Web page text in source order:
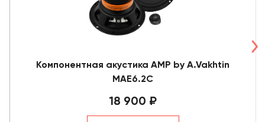
Компонентная акустика AMP by A.Vakhtin
MAE6.2C
18 900 ₽